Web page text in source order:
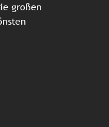
großen